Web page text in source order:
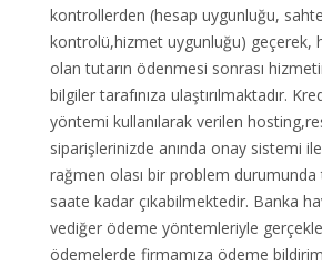
kontrollerden (hesap uygunluğu,
kontrolü,hizmet uygunluğu) geçerek,
olan tutarın ödenmesi sonrası
bilgiler tarafınıza ulaştırılmaktadır.
yöntemi kullanılarak verilen
siparişlerinizde anında onay sistemi
rağmen olası bir problem
saate kadar çıkabilmektedir. Banka
vediğer ödeme yöntemleriyle
ödemelerde firmamıza ödeme